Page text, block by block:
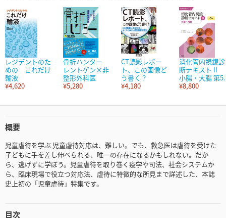
レジデントのた
めの これだけ
輸液
¥4,620
骨折ハンター
レントゲン×非
整形外科医
¥5,280
CT読影レポー
ト、この画像ど
う書く？
¥4,180
消化管内視鏡診
断テキスト II
小腸・大腸 第
¥8,800
概要
児童虐待を学ぶ 児童虐待対応は、難しい。でも、救急医は虐待を受けた
子どもに手を差し伸べられる、唯一の存在になるかもしれない。だか
ら、逃げずに学ぼう。児童虐待を取り巻く疫学や司法、社会システムか
ら、臨床現場で役立つ対応法、虐待に特徴的な所見まで詳述した、本誌
史上初の「児童虐待」特集です。
目次